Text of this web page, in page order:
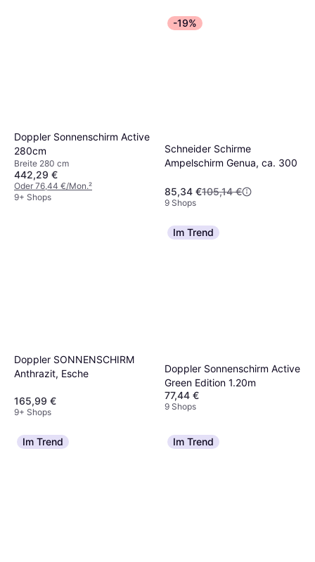
Doppler Sonnenschirm Active
280cm
Breite 280 cm
442,29 €
Oder 76,44 €/Mon.²
9+ Shops
-19%
Schneider Schirme
Ampelschirm Genua, ca. 300
85,34 €105,14 €
9 Shops
Doppler SONNENSCHIRM
Anthrazit, Esche
165,99 €
9+ Shops
Im Trend
Doppler Sonnenschirm Active
Green Edition 1.20m
77,44 €
9 Shops
Im Trend Im Trend